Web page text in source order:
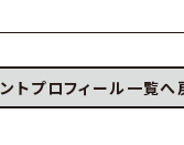
トプロフィール一覧へ